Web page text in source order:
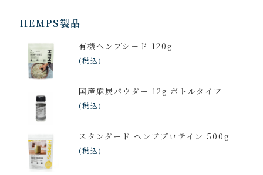
カ
HEMPS製品
有機ヘンプシード 120g
(税込)
国産麻炭パウダー 12g ボトルタイプ
(税込)
スタンダード ヘンププロテイン 500g
(税込)